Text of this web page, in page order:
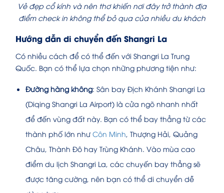
Vẻ đẹp cổ kính và nên thơ khiến nơi đây trở thành địa
điểm check in không thể bỏ qua của nhiều du khách
Hướng dẫn di chuyển đến Shangri La
Có nhiều cách để có thể đến với Shangri La Trung
Quốc. Bạn có thể lựa chọn những phương tiện như:
Đường hàng không: Sân bay Địch Khánh Shangri La
(Diqing Shangri La Airport) là cửa ngõ nhanh nhất
để đến vùng đất này. Bạn có thể bay thẳng từ các
thành phố lớn như Côn Minh , Thượng Hải, Quảng
Châu, Thành Đô hay Trùng Khánh. Vào mùa cao
điểm du lịch Shangri La, các chuyến bay thẳng sẽ
được tăng cường, nên bạn có thể di chuyển dễ